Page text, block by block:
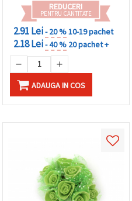
REDUCERI
PENTRU CANTITATE
2.91 Lei- 20 %10-19 pachet
2.18 Lei- 40 % 20 pachet +
ADAUGA IN COS